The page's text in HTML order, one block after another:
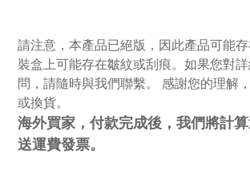
請注意，本產品已絕版，因此產品可能
裝盒上可能存在皺紋或刮痕。如果您對
問，請隨時與我們聯繫。 感謝您的理解
或換貨。
海外買家，付款完成後，我們將計
送運費發票。